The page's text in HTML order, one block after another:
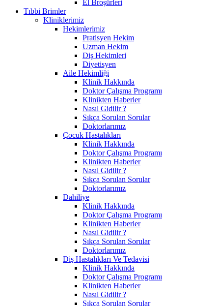
El Broşürleri
Tıbbi Brimler
Kliniklerimiz
Hekimlerimiz
Pratisyen Hekim
Uzman Hekim
Diş Hekimleri
Diyetisyen
Aile Hekimliği
Klinik Hakkında
Doktor Çalışma Programı
Klinikten Haberler
Nasıl Gidilir ?
Sıkça Sorulan Sorular
Doktorlarımız
Çocuk Hastalıkları
Klinik Hakkında
Doktor Çalışma Programı
Klinikten Haberler
Nasıl Gidilir ?
Sıkça Sorulan Sorular
Doktorlarımız
Dahiliye
Klinik Hakkında
Doktor Çalışma Programı
Klinikten Haberler
Nasıl Gidilir ?
Sıkça Sorulan Sorular
Doktorlarımız
Diş Hastalıkları Ve Tedavisi
Klinik Hakkında
Doktor Çalışma Programı
Klinikten Haberler
Nasıl Gidilir ?
Sıkça Sorulan Sorular